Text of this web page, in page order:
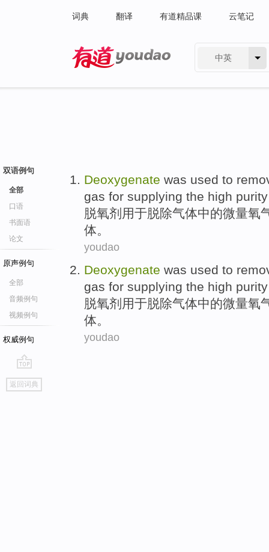
词典 翻译 有道精品课 云笔记
中英
双语例句
全部
口语
书面语
论文
原声例句
全部
音频例句
视频例句
权威例句
go
top
返回词典
Deoxygenate was used to
gas for supplying the high purity
脱氧剂 用于脱除气体中的微量氧
体。
youdao
Deoxygenate was used to
gas for supplying the high purity
脱氧剂 用于脱除气体中的微量氧
体。
youdao